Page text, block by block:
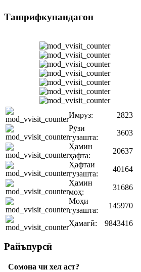
Ташрифкунандагон
Имрӯз:
2823
Рӯзи
гузашта:
3603
Ҳамин
ҳафта:
20637
Ҳафтаи
гузашта:
40164
Ҳамин
моҳ:
31686
Моҳи
гузашта:
145970
Ҳамагӣ: 9843416
Райъпурсӣ
Сомона чи хел аст?